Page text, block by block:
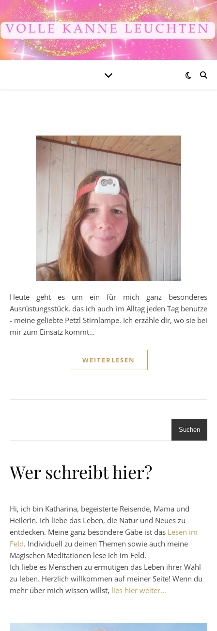
Heute geht es um ein für mich ganz besonderes
Ausrüstungsstück, das ich auch im Alltag jeden Tag benutze
- meine geliebte Petzl Stirnlampe. Ich erzähle dir, wo sie bei
mir zum Einsatz kommt…
WEITERLESEN
Suchen
Wer schreibt hier?
Hi, ich bin Katharina, begeisterte Reisende, Mama und
Heilerin. Ich liebe das Leben, die Natur und Neues zu
entdecken. Meine ganz besondere Gabe ist das Lesen im
Feld. Individuell zu deinen Themen sowie auch meine
Magischen Meditationen lese ich im Feld.
Ich liebe es Menschen zu ermutigen das Leben ihrer Wahl
zu leben. Herzlich willkommen auf meiner Seite! Wenn du
mehr über mich wissen willst, lies hier weiter...